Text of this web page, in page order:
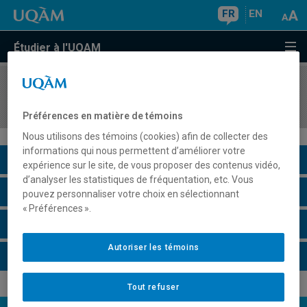
FR EN
Étudier à l'UQAM
COURS//
Description du cours
Horaire - Été 2026
Préférences en matière de témoins
Nous utilisons des témoins (cookies) afin de collecter des
informations qui nous permettent d’améliorer votre
expérience sur le site, de vous proposer des contenus vidéo,
d’analyser les statistiques de fréquentation, etc. Vous
pouvez personnaliser votre choix en sélectionnant
« Préférences ».
Tout refuser
Autoriser les témoins